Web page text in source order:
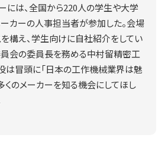
には、全国から220人の学生や大学
カーの人事担当者が参加した。会場
構え、学生向けに自社紹介をしてい
会の委員長を務める中村留精密工
は冒頭に「日本の工作機械業界は魅
くのメーカーを知る機会にしてほし